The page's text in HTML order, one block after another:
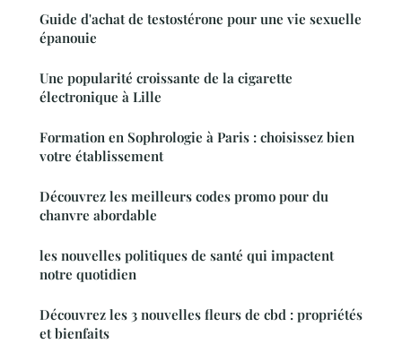
Guide d'achat de testostérone pour une vie sexuelle
épanouie
Une popularité croissante de la cigarette
électronique à Lille
Formation en Sophrologie à Paris : choisissez bien
votre établissement
Découvrez les meilleurs codes promo pour du
chanvre abordable
les nouvelles politiques de santé qui impactent
notre quotidien
Découvrez les 3 nouvelles fleurs de cbd : propriétés
et bienfaits